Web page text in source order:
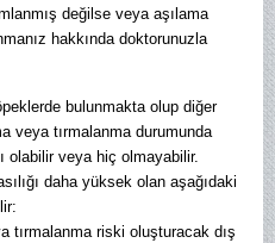
değilse veya aşılama
hakkında doktorunuzla
bulunmakta olup diğer
veya tırmalanma durumunda
olabilir veya hiç olmayabilir.
daha yüksek olan aşağıdaki
tırmalanma riski oluşturacak dış